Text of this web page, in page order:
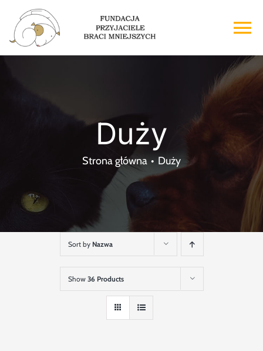
Przejdź
zawartości
Wsparcie
Kontakt
Duży
Strona główna Duży
Sort by Nazwa
Show 36 Products